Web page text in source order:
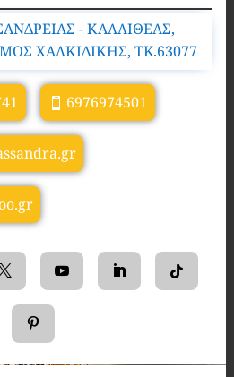
- ΚΑΛΛΙΘΕΑΣ,
ΧΑΛΚΙΔΙΚΗΣ, TK.63077
6976974501